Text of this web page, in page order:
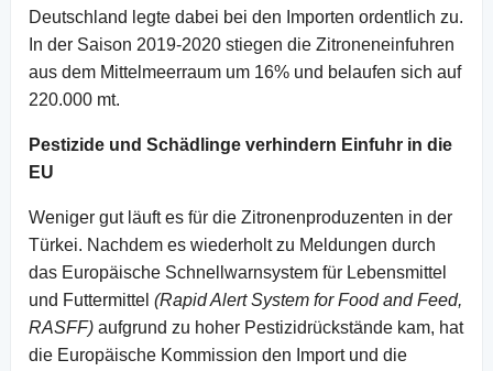
Deutschland legte dabei bei den Importen ordentlich zu.
In der Saison 2019-2020 stiegen die Zitroneneinfuhren
aus dem Mittelmeerraum um 16% und belaufen sich auf
220.000 mt.
Pestizide und Schädlinge verhindern Einfuhr in die
EU
Weniger gut läuft es für die Zitronenproduzenten in der
Türkei. Nachdem es wiederholt zu Meldungen durch
das Europäische Schnellwarnsystem für Lebensmittel
und Futtermittel (Rapid Alert System for Food and Feed,
RASFF) aufgrund zu hoher Pestizidrückstände kam, hat
die Europäische Kommission den Import und die